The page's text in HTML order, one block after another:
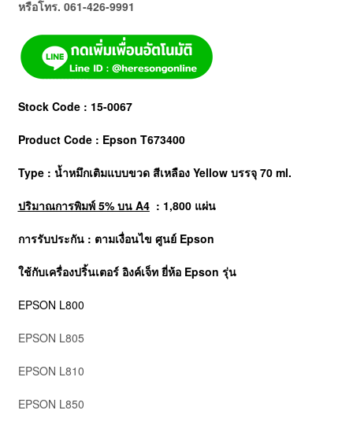
หรือโทร. 061-426-9991
Stock Code : 15-0067
Product Code : Epson T673400
Type : น้ำหมึกเติมแบบขวด สีเหลือง Yellow บรรจุ 70 ml.
ปริมาณการพิมพ์ 5% บน A4: 1,800 แผ่น
การรับประกัน : ตามเงื่อนไข ศูนย์ Epson
ใช้กับเครื่องปริ้นเตอร์ อิงค์เจ็ท ยี่ห้อ Epson รุ่น
EPSON L800
EPSON L805
EPSON L810
EPSON L850